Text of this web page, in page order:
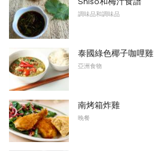
調味品和調味品
泰國綠色椰子咖哩雞
亞洲食物
南烤箱炸雞
晚餐